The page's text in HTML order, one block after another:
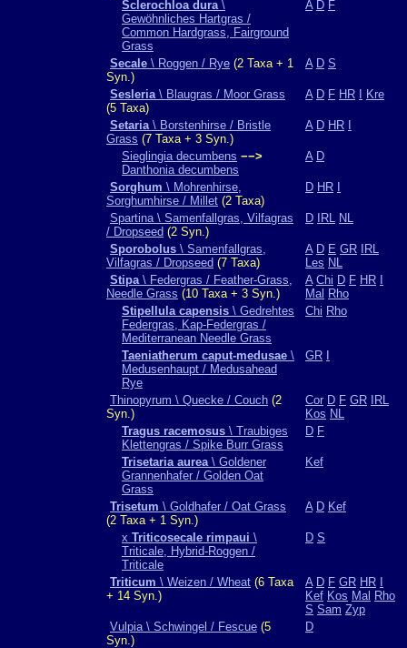
Sclerochloa dura\
Gewöhnliches Hartgras /
Common Hardgrass, Fairground
Grass
A D F
Secale \ Roggen / Rye (2 Taxa + 1
Syn.)
A D S
Sesleria\ Blaugras / Moor Grass
(5 Taxa)
A D F HR Kre
Setaria\ Borstenhirse / Bristle
Grass (7 Taxa + 3 Syn.)
A D HR
Sieglingia decumbens −−>
Danthonia decumbens
A D
Sorghum \ Mohrenhirse,
Sorghumhirse / Millet (2 Taxa)
D HR
Spartina \ Samenfallgras, Vilfagras
/ Dropseed (2 Syn.)
D IRL NL
Sporobolus \ Samenfallgras,
Vilfagras / Dropseed (7 Taxa)
A D E GR
IRL
Les NL
Stipa\ Federgras / Feather-Grass,
Needle Grass (10 Taxa + 3 Syn.)
A Chi D F HR
Mal Rho
Stipellula capensis \ Gedrehtes
Federgras, Kap-Federgras /
Mediterranean Needle Grass
Chi Rho
Taeniatherum caput-medusae \
Medusenhaupt / Medusahead
Rye
GR
Thinopyrum \ Quecke / Couch (2
Syn.)
Cor D F GR
IRL
Kos NL
Tragus racemosus \ Traubiges
Klettengras / Spike Burr Grass
D F
Trisetaria aurea\ Goldener
Grannenhafer / Golden Oat
Grass
Kef
Trisetum \ Goldhafer / Oat Grass
(2 Taxa + 1 Syn.)
A D Kef
x Triticosecale rimpaui \
Triticale, Hybrid-Roggen /
Triticale
D S
Triticum \ Weizen / Wheat (6 Taxa
+ 14 Syn.)
A D F GR HR
Kef Kos Mal Rho
S Sam Zyp
Vulpia \ Schwingel / Fescue (5
Syn.)
D